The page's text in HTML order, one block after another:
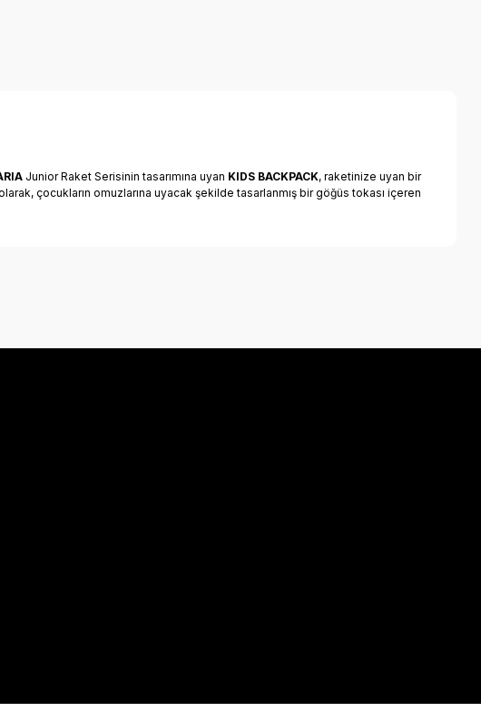
Junior Raket Serisinin tasarımına uyan KIDS BACKPACK, raketinize uyan bir
çocukların omuzlarına uyacak şekilde tasarlanmış bir göğüs tokası içeren